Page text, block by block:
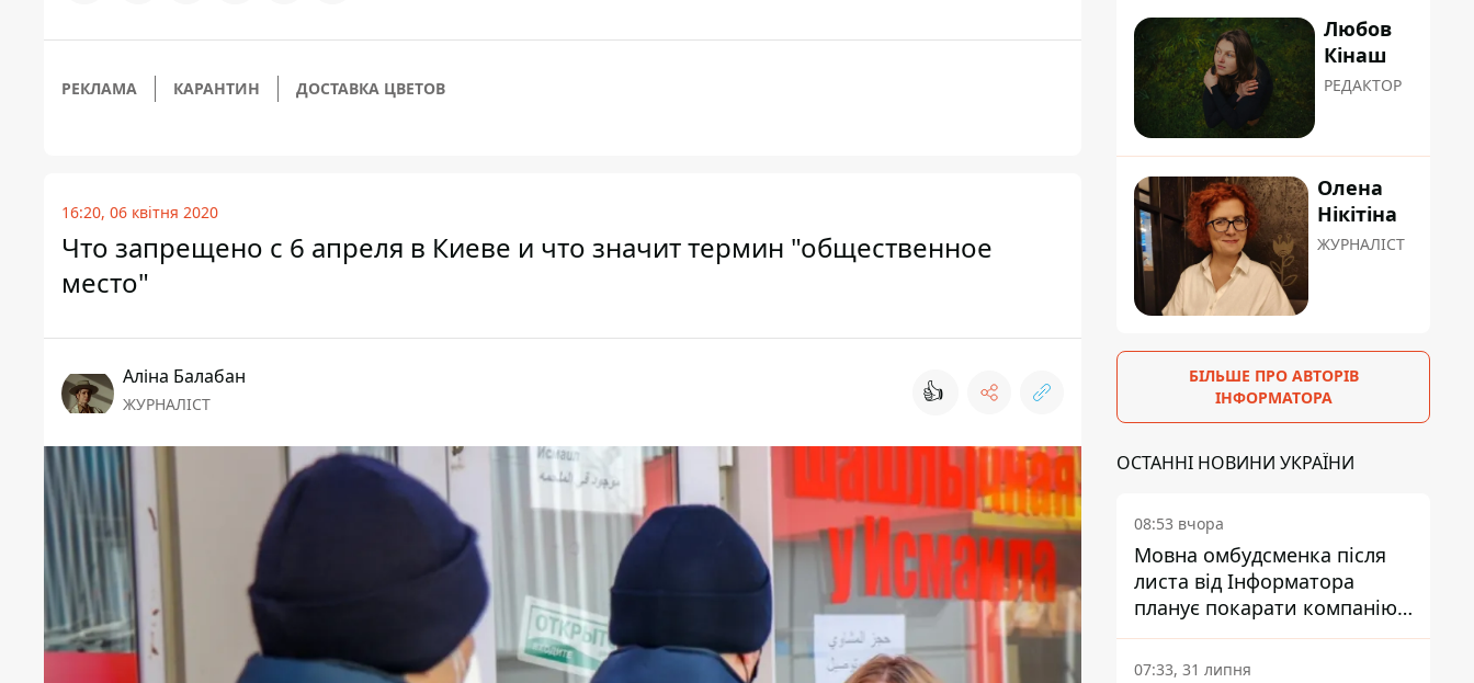
РЕКЛАМА КАРАНТИН ДОСТАВКА ЦВЕТОВ
16:20, 06 квітня 2020
Что запрещено с 6 апреля в Киеве и что значит термин "общественное
место"
Аліна Балабан
ЖУРНАЛІСТ 👍
Любов
Кінаш
РЕДАКТОР
Олена
Нікітіна
ЖУРНАЛІСТ
БІЛЬШЕ ПРО АВТОРІВ
ІНФОРМАТОРА
ОСТАННІ НОВИНИ УКРАЇНИ
08:53 вчора
Мовна омбудсменка після
листа від Інформатора
планує покарати компанію-
підрядника ПриватБанку
07:33, 31 липня